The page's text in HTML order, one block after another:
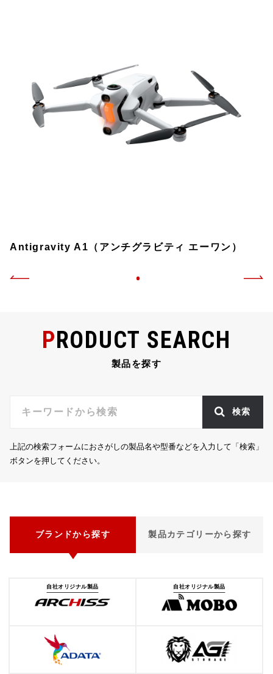
Antigravity A1（アンチグラビティ エーワン）
PRODUCT SEARCH
製品を探す
検索
上記の検索フォームにおさがしの製品名や型番などを入力して「検索」
ボタンを押してください。
ブランドから探す 製品カテゴリーから探す
自社オリジナル製品 自社オリジナル製品